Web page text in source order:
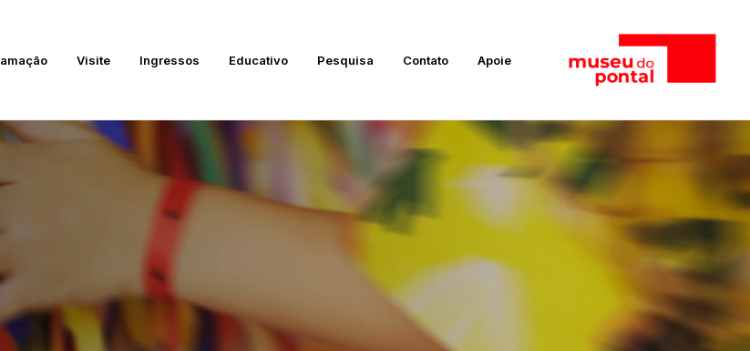
Visite Ingressos Educativo Pesquisa Contato Apoie